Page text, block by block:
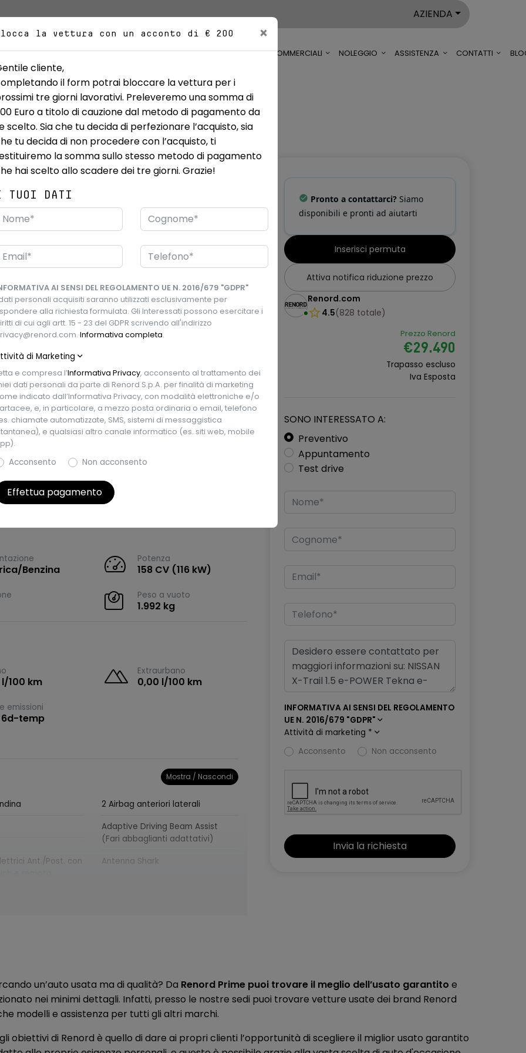
AZIENDA
USATO IBRIDE ED ELETTRICHE PROMOZIONI VEICOLI COMMERCIALI NOLEGGIO ASSISTENZA CONTATTI
e-4ORCE 4WD Auto 7p.ti
Chilometraggio
75.877 km
5 porte, 7 posti Grigio
Benzina
Potenza
158 CV (116 kW)
Peso a vuoto
1.992 kg
100 km
Extraurbano
0,00 l/100 km
emissioni
6d-temp
Mostra / Nascondi
2 Airbag anteriori laterali
Adaptive Driving Beam Assist
(Fari abbaglianti adattativi)
Ant./Post. con
Antenna Shark
al tetto
Bluetooth (telefono e audio)
di cortesia
Pronto a contattarci? Siamo
disponibili e pronti ad aiutarti
Inserisci permuta
Attiva notifica riduzione prezzo
Renord.com
4.5(828 totale)
Prezzo Renord
€29.490
Trapasso escluso
Iva Esposta
SONO INTERESSATO A:
Preventivo
Appuntamento
Test drive
INFORMATIVA AI SENSI DEL REGOLAMENTO
UE N. 2016/679 "GDPR"
Attività di marketing *
Acconsento
Non acconsento
un’auto usata ma di qualità? Da Renord Prime puoi trovare il meglio dell’usato garantito e
nei minimi dettagli. Infatti, presso le nostre sedi puoi trovare vetture usate dei brand Renord
modelli e assistenza per tutti gli altri marchi.
obiettivi di Renord è quello di dare ai propri clienti l’opportunità di scegliere il miglior usato garantito
la vettura con un acconto di € 200 ×
cliente,
il form potrai bloccare la vettura per i
tre giorni lavorativi. Preleveremo una somma di
Euro a titolo di cauzione dal metodo di pagamento da
scelto. Sia che tu decida di perfezionare l’acquisto, sia
tu decida di non procedere con l’acquisto, ti
la somma sullo stesso metodo di pagamento
hai scelto allo scadere dei tre giorni. Grazie!
TUOI DATI
AI SENSI DEL REGOLAMENTO UE N. 2016/679 "GDPR"
personali acquisiti saranno utilizzati esclusivamente per
alla richiesta formulata. Gli Interessati possono esercitare i
di cui agli artt. 15 - 23 del GDPR scrivendo all'indirizzo
Informativa completa.
di Marketing
e compresa l’Informativa Privacy, acconsento al trattamento dei
dati personali da parte di Renord S.p.A. per finalità di marketing
indicato dall’Informativa Privacy, con modalità elettroniche e/o
e, in particolare, a mezzo posta ordinaria o email, telefono
chiamate automatizzate, SMS, sistemi di messaggistica
e qualsiasi altro canale informatico (es. siti web, mobile
Acconsento Non acconsento
Effettua pagamento